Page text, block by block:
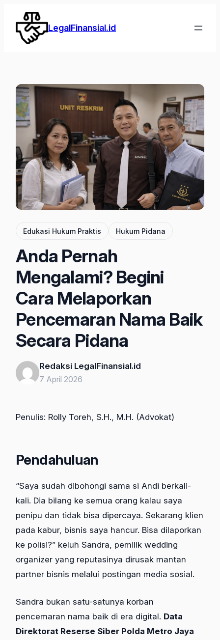
Lewati
konten
LegalFinansial.id
Edukasi Hukum Praktis Hukum Pidana
Anda Pernah
Mengalami? Begini
Cara Melaporkan
Pencemaran Nama Baik
Secara Pidana
Redaksi LegalFinansial.id
7 April 2026
Penulis: Rolly Toreh, S.H., M.H. (Advokat)
Pendahuluan
“Saya sudah dibohongi sama si Andi berkali-
kali. Dia bilang ke semua orang kalau saya
penipu dan tidak bisa dipercaya. Sekarang klien
pada kabur, bisnis saya hancur. Bisa dilaporkan
ke polisi?” keluh Sandra, pemilik wedding
organizer yang reputasinya dirusak mantan
partner bisnis melalui postingan media sosial.
Sandra bukan satu-satunya korban
pencemaran nama baik di era digital. Data
Direktorat Reserse Siber Polda Metro Jaya